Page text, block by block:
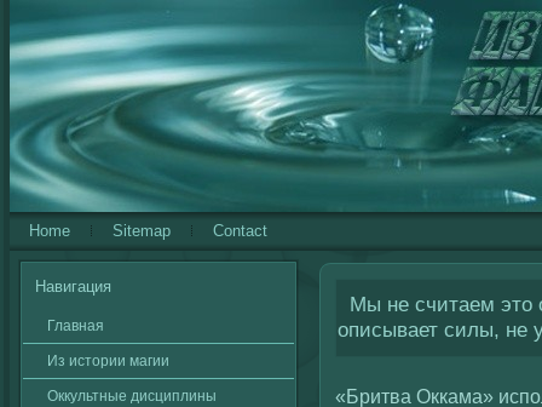
Home Sitemap Contact
Навигация
Главная
Из истории магии
Оккультные дисциплины
Мы не считаем это
описывает силы, не
«Бритва Оккама»